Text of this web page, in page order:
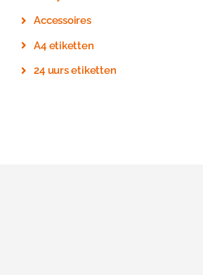
Accessoires
A4 etiketten
24 uurs etiketten